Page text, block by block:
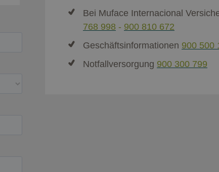
Bei Muface Internacional
768 998 - 900 810 672
Geschäftsinformationen 900 500
Notfallversorgung 900 300 799